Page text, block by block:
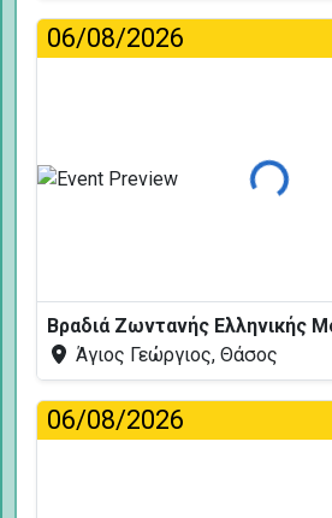
06/08/2026
Φόρτωση...
Άγιος Γεώργιος, Θάσος
06/08/2026